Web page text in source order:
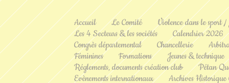
Accueil Le Comité
Violence dans le sport
Les 4 Secteurs & les sociétés
Calendrier 2026
Congrès départemental
Chancellerie
Féminines
Formations
Jeunes & technique
Réglements, documents création club
Pétan
Evènements internationaux
Archives